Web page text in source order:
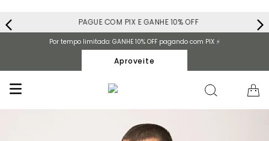
PAGUE COM PIX E GANHE 10% OFF
Por tempo limitado: GANHE 10% OFF pagando com PIX ⚡️
Aproveite